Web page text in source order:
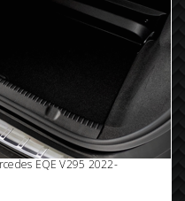
EQE V295 2022-